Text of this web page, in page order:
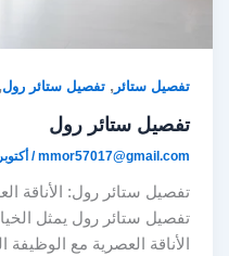
تفصيل ستائر,تفصيل ستائر رول ,
تفصيل ستائر رول
mmor57017@gmail.com
/أكتوبر 11, 2025
تفصيل ستائر رول: الأناقة
تفصيل ستائر رول يمثل
الأناقة العصرية مع الوظيفة